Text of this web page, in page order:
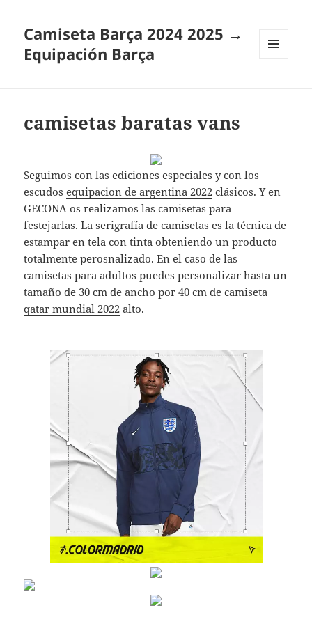
Camiseta Barça 2024 2025 →
Equipación Barça
camisetas baratas vans
Seguimos con las ediciones especiales y con los
escudosequipacion de argentina 2022 clásicos. Y en
GECONA os realizamos las camisetas para
festejarlas. La serigrafía de camisetas es la técnica de
estampar en tela con tinta obteniendo un producto
totalmente perosnalizado. En el caso de las
camisetas para adultos puedes personalizar hasta un
tamaño de 30 cm de ancho por 40 cm decamiseta
qatar mundial 2022 alto.